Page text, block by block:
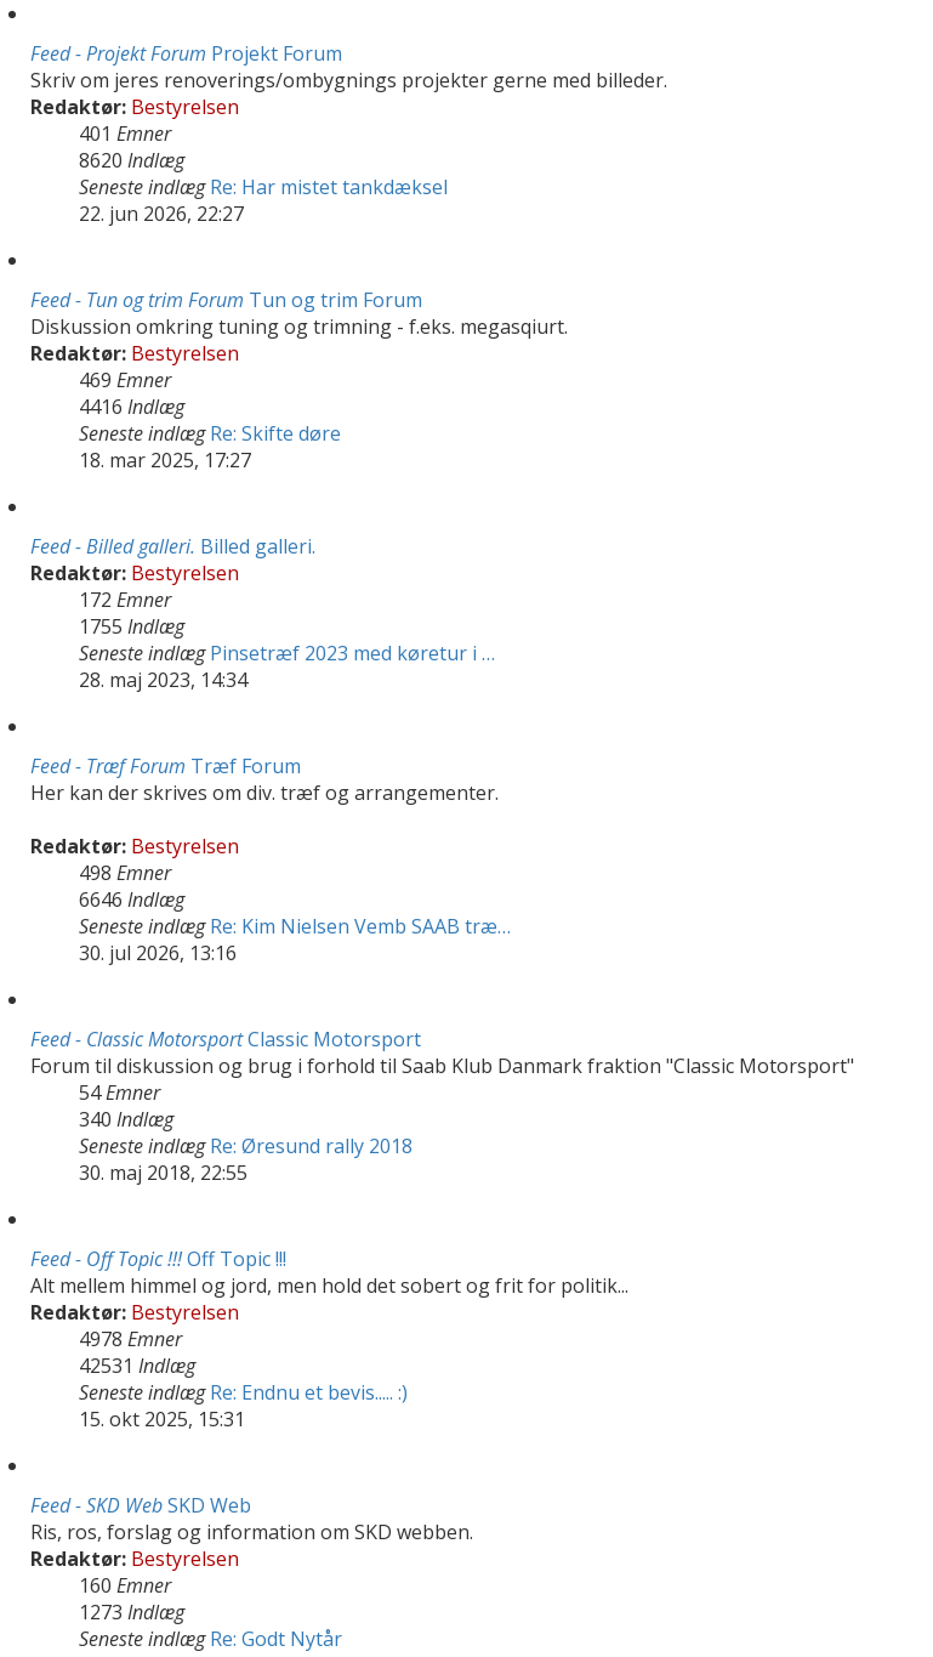
Feed - Projekt Forum Projekt Forum
Skriv om jeres renoverings/ombygnings projekter gerne med billeder.
Redaktør: Bestyrelsen
401 Emner
8620 Indlæg
Seneste indlæg Re: Har mistet tankdæksel
22. jun 2026, 22:27
Feed - Tun og trim Forum Tun og trim Forum
Diskussion omkring tuning og trimning - f.eks. megasqiurt.
Redaktør: Bestyrelsen
469 Emner
4416 Indlæg
Seneste indlæg Re: Skifte døre
18. mar 2025, 17:27
Feed - Billed galleri. Billed galleri.
Redaktør: Bestyrelsen
172 Emner
1755 Indlæg
Seneste indlæg Pinsetræf 2023 med køretur i …
28. maj 2023, 14:34
Feed - Træf Forum Træf Forum
Her kan der skrives om div. træf og arrangementer.
Redaktør: Bestyrelsen
498 Emner
6646 Indlæg
Seneste indlæg Re: Kim Nielsen Vemb SAAB træ…
30. jul 2026, 13:16
Feed - Classic MotorsportClassic Motorsport
Forum til diskussion og brug i forhold til Saab Klub Danmark fraktion "Classic Motorsport"
54Emner
340 Indlæg
Seneste indlæg Re: Øresund rally 2018
30. maj 2018, 22:55
Feed - Off Topic !!!Off Topic !!!
Alt mellem himmel og jord, men hold det sobert og frit for politik...
Redaktør: Bestyrelsen
4978 Emner
42531 Indlæg
Seneste indlæg Re: Endnu et bevis..... :)
15. okt 2025, 15:31
Feed - SKD WebSKD Web
Ris, ros, forslag og information om SKD webben.
Redaktør: Bestyrelsen
160 Emner
1273 Indlæg
Seneste indlæg Re: Godt Nytår